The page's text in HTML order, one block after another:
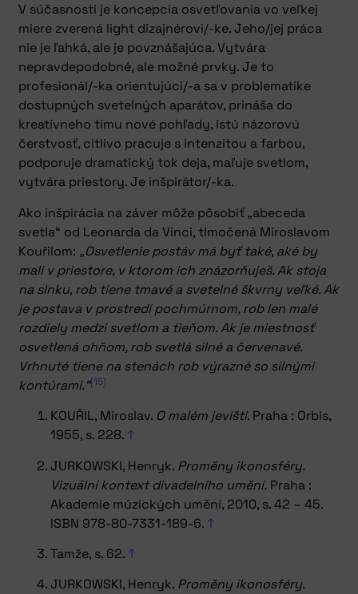
V súčasnosti je koncepcia osvetľovania vo veľkej
miere zverená light dizajnérovi/-ke. Jeho/jej práca
nie je ľahká, ale je povznášajúca. Vytvára
nepravdepodobné, ale možné prvky. Je to
profesionál/-ka orientujúci/-a sa v problematike
dostupných svetelných aparátov, prináša do
kreatívneho tímu nové pohľady, istú názorovú
čerstvosť, citlivo pracuje s intenzitou a farbou,
podporuje dramatický tok deja, maľuje svetlom,
vytvára priestory. Je inšpirátor/-ka.
Ako inšpirácia na záver môže pôsobiť „abeceda
svetla“ od Leonarda da Vinci, tlmočená Miroslavom
Kouřilom: „Osvetlenie postáv má byť také, aké by
mali v priestore, v ktorom ich znázorňuješ. Ak stoja
na slnku, rob tiene tmavé a svetelné škvrny veľké. Ak
je postava v prostredí pochmúrnom, rob len malé
rozdiely medzi svetlom a tieňom. Ak je miestnosť
osvetlená ohňom, rob svetlá silné a červenavé.
Vrhnuté tiene na stenách rob výrazné so silnými
kontúrami.“[15]
KOUŘIL, Miroslav. O malém jevišti. Praha : Orbis,
1955, s. 228. ↑
JURKOWSKI, Henryk. Proměny ikonosféry.
Vizuální kontext divadelního umění. Praha :
Akademie múzických umění, 2010, s. 42 – 45.
ISBN 978-80-7331-189-6. ↑
Tamže, s. 62. ↑
JURKOWSKI, Henryk. Proměny ikonosféry.